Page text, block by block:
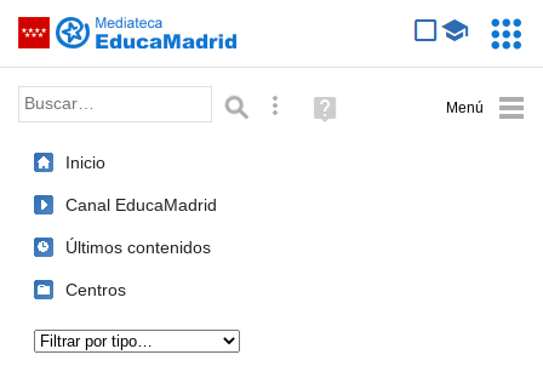
Saltar navegación
Palabra o frase: Búsqueda avanzada
Ayuda
(en
Inicio
Canal EducaMadrid
Últimos contenidos
Centros